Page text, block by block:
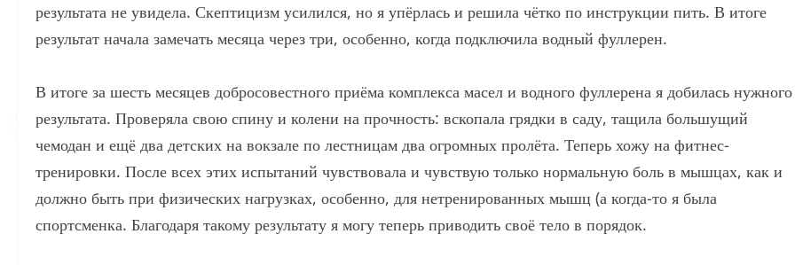
результата не увидела. Скептицизм усилился, но я упёрлась и решила чётко по инструкции пить. В итоге
результат начала замечать месяца через три, особенно, когда подключила водный фуллерен.
В итоге за шесть месяцев добросовестного приёма комплекса масел и водного фуллерена я добилась нужного
результата. Проверяла свою спину и колени на прочность: вскопала грядки в саду, тащила большущий
чемодан и ещё два детских на вокзале по лестницам два огромных пролёта. Теперь хожу на фитнес-
тренировки. После всех этих испытаний чувствовала и чувствую только нормальную боль в мышцах, как и
должно быть при физических нагрузках, особенно, для нетренированных мышц (а когда-то я была
спортсменка. Благодаря такому результату я могу теперь приводить своё тело в порядок.